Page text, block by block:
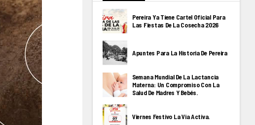
Pereira Ya Tiene Cartel Oficial Para
Las Fiestas De La Cosecha 2026
Apuntes Para La Historia De Pereira
Semana Mundial De La Lactancia
Materna: Un Compromiso Con La
Salud De Madres Y Bebés.
Viernes Festivo La Via Activa.